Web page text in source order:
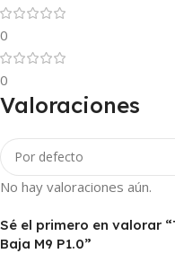
0
0
Valoraciones
No hay valoraciones aún.
Sé el primero en valorar
Baja M9 P1.0”